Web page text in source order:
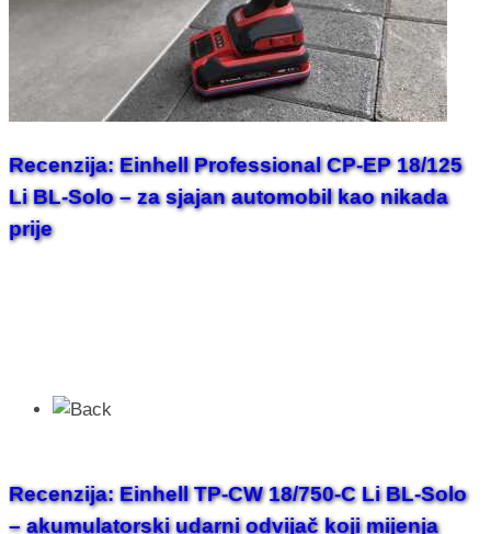
Recenzija: Einhell Professional CP-EP 18/125
Li BL-Solo – za sjajan automobil kao nikada
prije
Recenzija: Einhell TP-CW 18/750-C Li BL-Solo
– akumulatorski udarni odvijač koji mijenja